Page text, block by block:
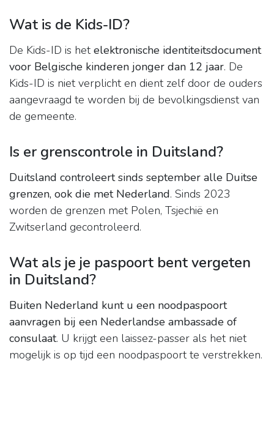
Wat is de Kids-ID?
De Kids-ID is hetelektronische identiteitsdocument
voor Belgische kinderen jonger dan 12 jaar. De
Kids-ID is niet verplicht en dient zelf door de ouders
aangevraagd te worden bij de bevolkingsdienst van
de gemeente.
Is er grenscontrole in Duitsland?
Duitsland controleert sinds september alle Duitse
grenzen, ook die met Nederland. Sinds 2023
worden de grenzen met Polen, Tsjechië en
Zwitserland gecontroleerd.
Wat als je je paspoort bent vergeten
in Duitsland?
Buiten Nederland kunt u een noodpaspoort
aanvragen bij een Nederlandse ambassade of
consulaat. U krijgt een laissez-passer als het niet
mogelijk is op tijd een noodpaspoort te verstrekken.